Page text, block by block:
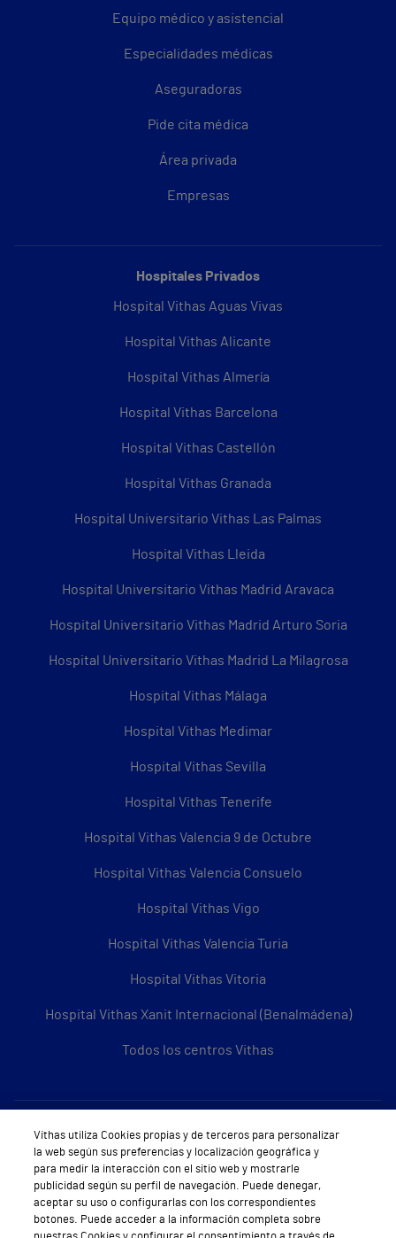
Equipo médico y asistencial
Especialidades médicas
Aseguradoras
Pide cita médica
Área privada
Empresas
Hospitales Privados
Hospital Vithas Aguas Vivas
Hospital Vithas Alicante
Hospital Vithas Almería
Hospital Vithas Barcelona
Hospital Vithas Castellón
Hospital Vithas Granada
Hospital Universitario Vithas Las Palmas
Hospital Vithas Lleida
Hospital Universitario Vithas Madrid Aravaca
Hospital Universitario Vithas Madrid Arturo Soria
Hospital Universitario Vithas Madrid La Milagrosa
Hospital Vithas Málaga
Hospital Vithas Medimar
Hospital Vithas Sevilla
Hospital Vithas Tenerife
Hospital Vithas Valencia 9 de Octubre
Hospital Vithas Valencia Consuelo
Hospital Vithas Vigo
Hospital Vithas Valencia Turia
Hospital Vithas Vitoria
Hospital Vithas Xanit Internacional (Benalmádena)
Todos los centros Vithas
Sobre Vithas
Quiénes somos
Trabajar en Vithas
Teléfono Cita Médica
Vithas utiliza Cookies propias y de terceros para personalizar
la web según sus preferencias y localización geográfica y
para medir la interacción con el sitio web y mostrarle
publicidad según su perfil de navegación. Puede denegar,
aceptar su uso o configurarlas con los correspondientes
botones. Puede acceder a la información completa sobre